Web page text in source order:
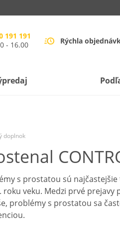
191 191
- 16.00
Rýchla
doplnok
s prostatou sú
roku veku. Medzi prvé
problémy s prostatou sa